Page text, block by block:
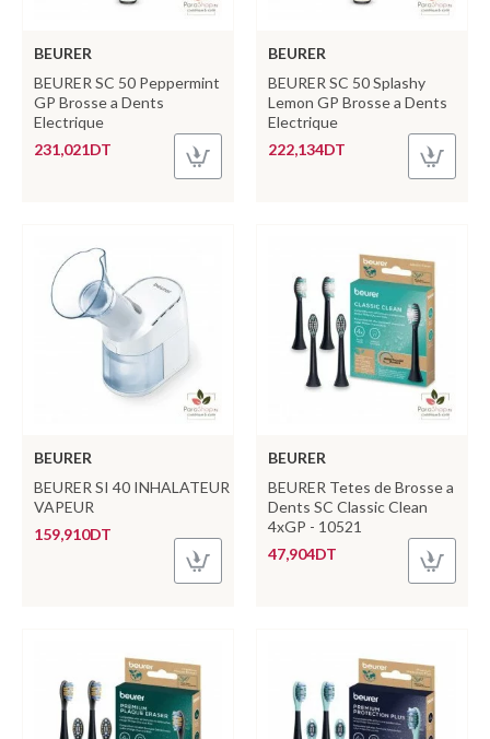
BEURER
BEURER SC 50 Peppermint
GP Brosse a Dents
Electrique
231,021DT
BEURER
BEURER SC 50 Splashy
Lemon GP Brosse a Dents
Electrique
222,134DT
BEURER
BEURER SI 40 INHALATEUR
VAPEUR
159,910DT
BEURER
BEURER Tetes de Brosse a
Dents SC Classic Clean
4xGP - 10521
47,904DT